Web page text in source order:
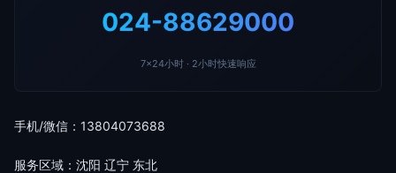
024-88629000
7×24小时 · 2小时快速响应
手机/微信：13804073688
服务区域：沈阳 辽宁 东北